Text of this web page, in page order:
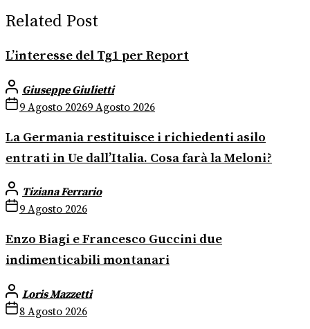
Related Post
L’interesse del Tg1 per Report
Giuseppe Giulietti
9 Agosto 20269 Agosto 2026
La Germania restituisce i richiedenti asilo
entrati in Ue dall’Italia. Cosa farà la Meloni?
Tiziana Ferrario
9 Agosto 2026
Enzo Biagi e Francesco Guccini due
indimenticabili montanari
Loris Mazzetti
8 Agosto 2026